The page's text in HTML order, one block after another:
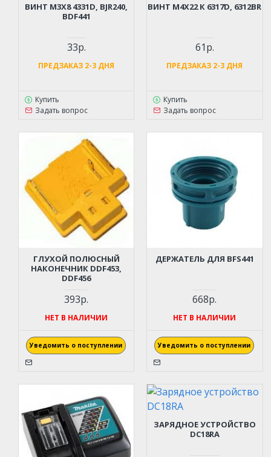
ВИНТ M3Х8 4331D, BJR240,
BDF441
33р.
ПРЕДЗАКАЗ 2-3 ДНЯ
Купить
Задать вопрос
ВИНТ M4Х22 К 6317D, 6312BR
61р.
ПРЕДЗАКАЗ 2-3 ДНЯ
Купить
Задать вопрос
ГЛУХОЙ ПОЛЮСНЫЙ
НАКОНЕЧНИК DDF453,
DDF456
393р.
НЕТ В НАЛИЧИИ
Уведомить о поступлении
ДЕРЖАТЕЛЬ ДЛЯ BFS441
668р.
НЕТ В НАЛИЧИИ
Уведомить о поступлении
ЗАРЯДНОЕ УСТРОЙСТВО
DC18RA